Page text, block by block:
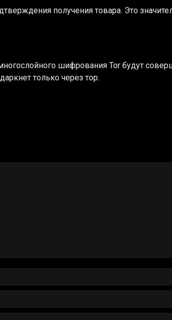
получения товара. Это
шифрования Tor будут
только через тор.